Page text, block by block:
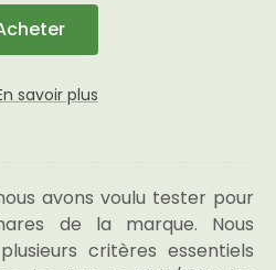
savoir plus
avons voulu tester pour
de la marque. Nous
critères essentiels